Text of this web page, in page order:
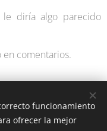
diría algo parecido
en comentarios.
funcionamiento
ofrecer la mejor